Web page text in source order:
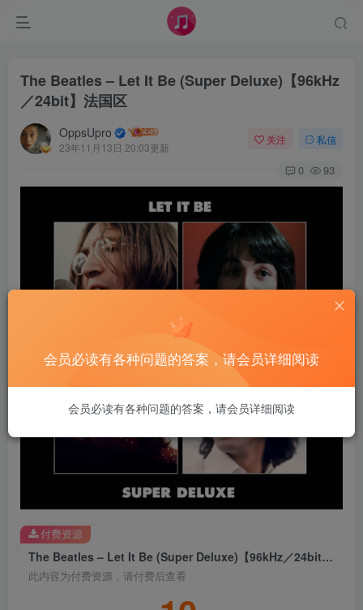
The Beatles – Let It Be (Super Deluxe)【96kHz
／24bit】法国区
OppsUpro
23年11月13日 20:03更新
关注 私信
0 93
The Beatles – Let It Be (Super Deluxe)【96kHz／24bit】法国区
此内容为付费资源，请付费后查看
付费资源
会员必读有各种问题的答案，请会员详细阅读
会员必读有各种问题的答案，请会员详细阅读